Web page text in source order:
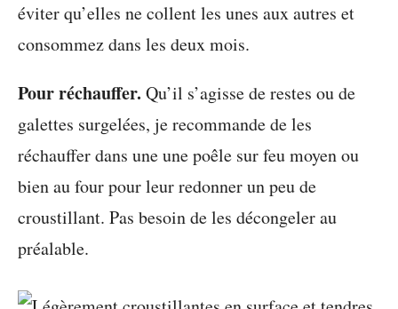
éviter qu’elles ne collent les unes aux autres et
consommez dans les deux mois.
Pour réchauffer. Qu’il s’agisse de restes ou de
galettes surgelées, je recommande de les
réchauffer dans une une poêle sur feu moyen ou
bien au four pour leur redonner un peu de
croustillant. Pas besoin de les décongeler au
préalable.